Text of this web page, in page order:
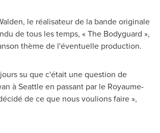
, le réalisateur de la bande originale
de tous les temps, « The Bodyguard »,
thème de l'éventuelle production.
su que c'était une question de
àSeattleen passant par le Royaume-
de ce que nous voulions faire »,